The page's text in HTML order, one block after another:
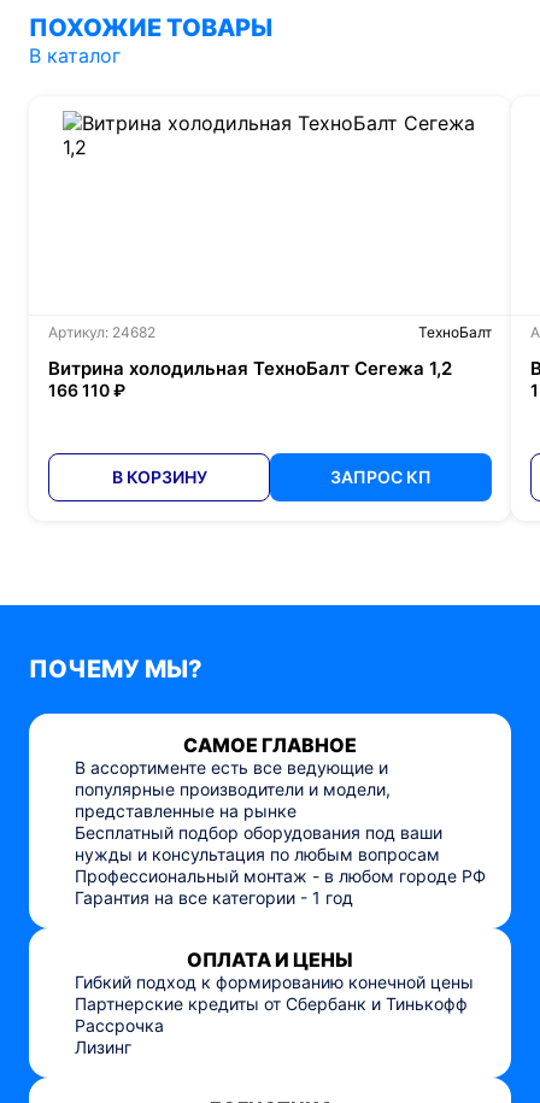
ПОХОЖИЕ ТОВАРЫ
В каталог
Артикул: 24682 ТехноБалт
Витрина холодильная ТехноБалт Сегежа 1,2
166 110 ₽
В КОРЗИНУ ЗАПРОС КП
ПОЧЕМУ МЫ?
САМОЕ ГЛАВНОЕ
В ассортименте есть все ведующие и
популярные производители и модели,
представленные на рынке
Бесплатный подбор оборудования под ваши
нужды и консультация по любым вопросам
Профессиональный монтаж - в любом городе РФ
Гарантия на все категории - 1 год
ОПЛАТА И ЦЕНЫ
Гибкий подход к формированию конечной цены
Партнерские кредиты от Сбербанк и Тинькофф
Рассрочка
Лизинг